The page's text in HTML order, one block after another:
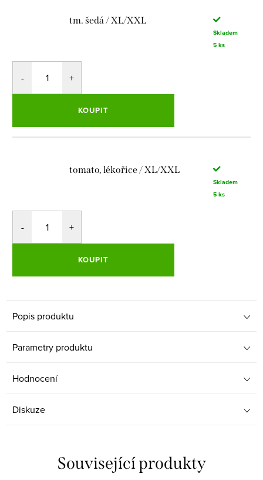
tm. šedá / XL/XXL
Skladem
5 ks
KOUPIT
tomato, lékořice / XL/XXL
Skladem
5 ks
KOUPIT
Popis produktu
Parametry produktu
Hodnocení
Diskuze
Související produkty